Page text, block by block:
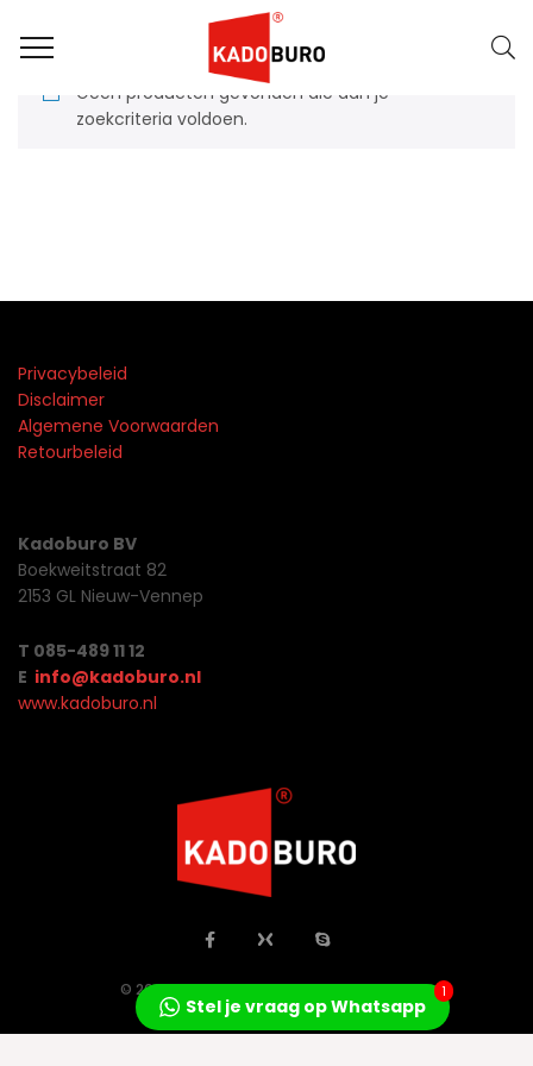
Geen producten gevonden die aan je
zoekcriteria voldoen.
Privacybeleid
Disclaimer
Algemene Voorwaarden
Retourbeleid
Kadoburo BV
Boekweitstraat 82
2153 GL Nieuw-Vennep
T 085-489 11 12
E info@kadoburo.nl
www.kadoburo.nl
© 2026 Jo Concepts All Rights Reserved.
Stel je vraag op Whatsapp
1